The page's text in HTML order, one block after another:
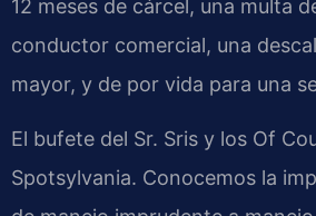
12 meses de cárcel, una multa
conductor comercial, una
mayor, y de por vida para una
El bufete del Sr. Sris y los Of
Spotsylvania. Conocemos la